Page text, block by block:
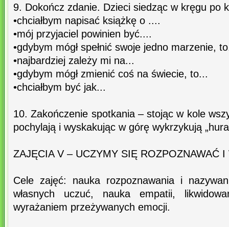
9. Dokończ zdanie. Dzieci siedząc w kręgu po
•chciałbym napisać książkę o ....
•mój przyjaciel powinien być....
•gdybym mógł spełnić swoje jedno marzenie,
•najbardziej zależy mi na...
•gdybym mógł zmienić coś na świecie, to...
•chciałbym być jak...
10. Zakończenie spotkania – stojąc w kole
pochylają i wyskakując w górę wykrzykują
ZAJĘCIA V – UCZYMY SIĘ ROZPOZNAWAĆ
Cele zajęć: nauka rozpoznawania i
własnych uczuć, nauka empatii,
wyrażaniem przeżywanych emocji.